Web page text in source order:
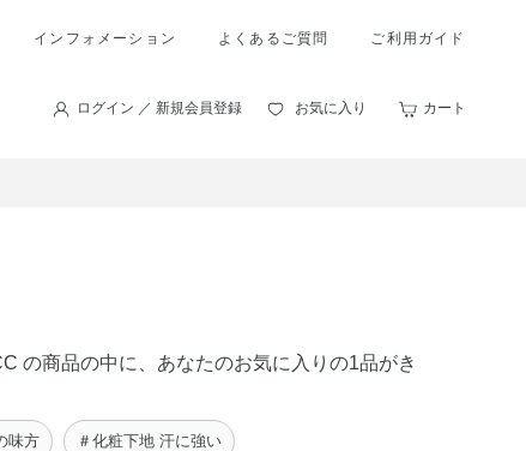
インフォメーション よくあるご質問 ご利用ガイド
ログイン ／ 新規会員登録 お気に入り カート
の商品の中に、あなたのお気に入りの1品がき
味方 ＃化粧下地 汗に強い